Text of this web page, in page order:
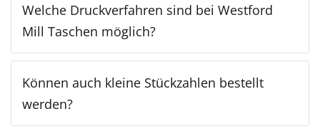
Welche Druckverfahren sind bei Westford
Mill Taschen möglich?
Können auch kleine Stückzahlen bestellt
werden?